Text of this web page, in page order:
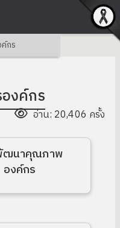
กร
งค์กร
อ่าน: 20,406 ครั้ง
ฒนาคุณภาพ
องค์กร